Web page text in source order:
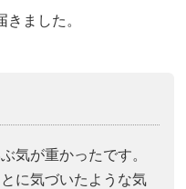
ました。
気が重かったです。
に気づいたような気